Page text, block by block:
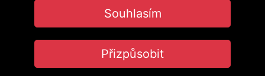
© 2011 LANIT PLAST, s.r.o.
Souhlasím
Přizpůsobit